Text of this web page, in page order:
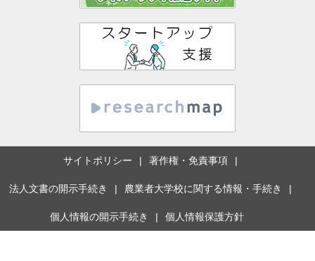
サイトポリシー 著作権・免責事項
法人文書の開示手続き 農業者大学校に関する情報・手続き
個人情報の開示手続き 個人情報保護方針